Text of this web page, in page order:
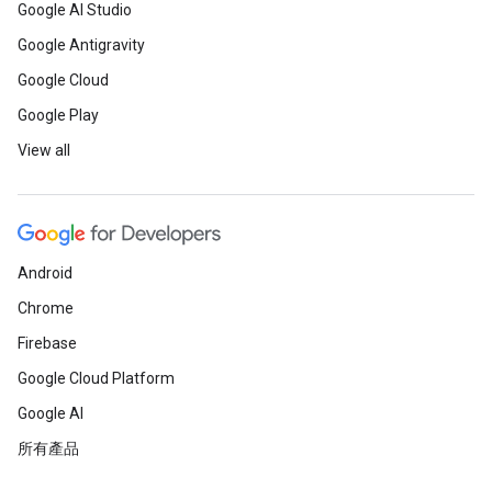
Google AI Studio
Google Antigravity
Google Cloud
Google Play
View all
Android
Chrome
Firebase
Google Cloud Platform
Google AI
所有產品